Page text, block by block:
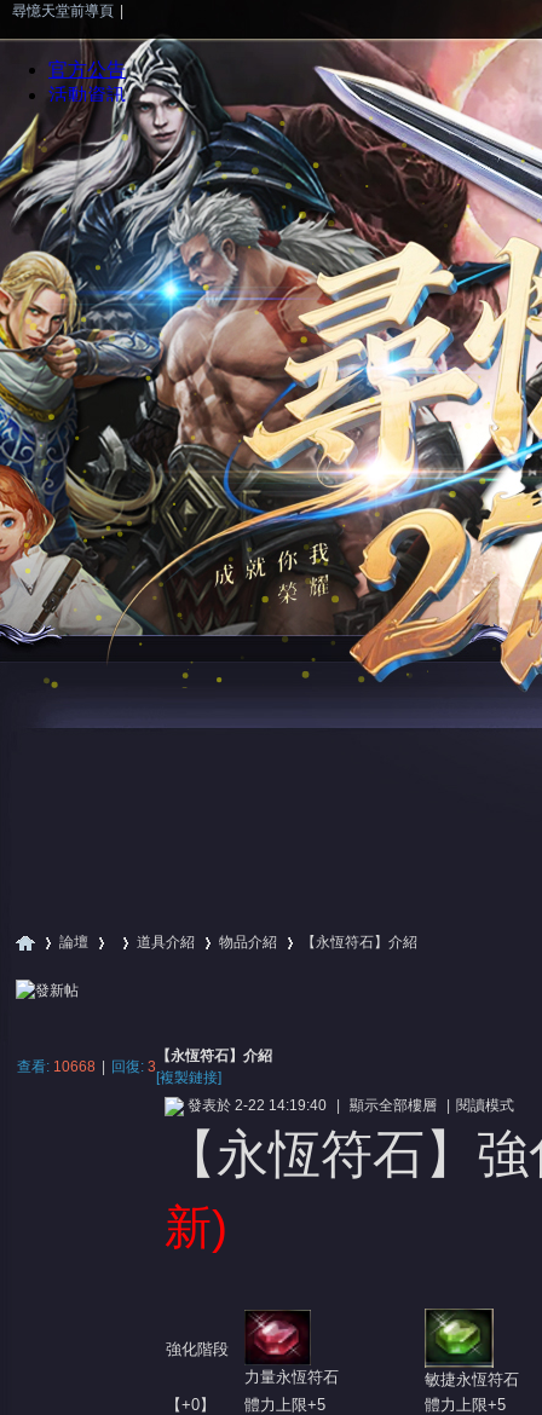
尋憶天堂前導頁
論壇 道具介紹
›
物品介紹 【永恆符石】介紹
查看: 10668 回復: 3
【永恆符石】介紹
[複製鏈接]
發表於 2-22 14:19:40 顯示全部樓層 閱讀模式
【永恆符石】
新)
強化階段
力量永恆符石
敏捷永恆符石
【+0】
體力上限+5
體力上限+5